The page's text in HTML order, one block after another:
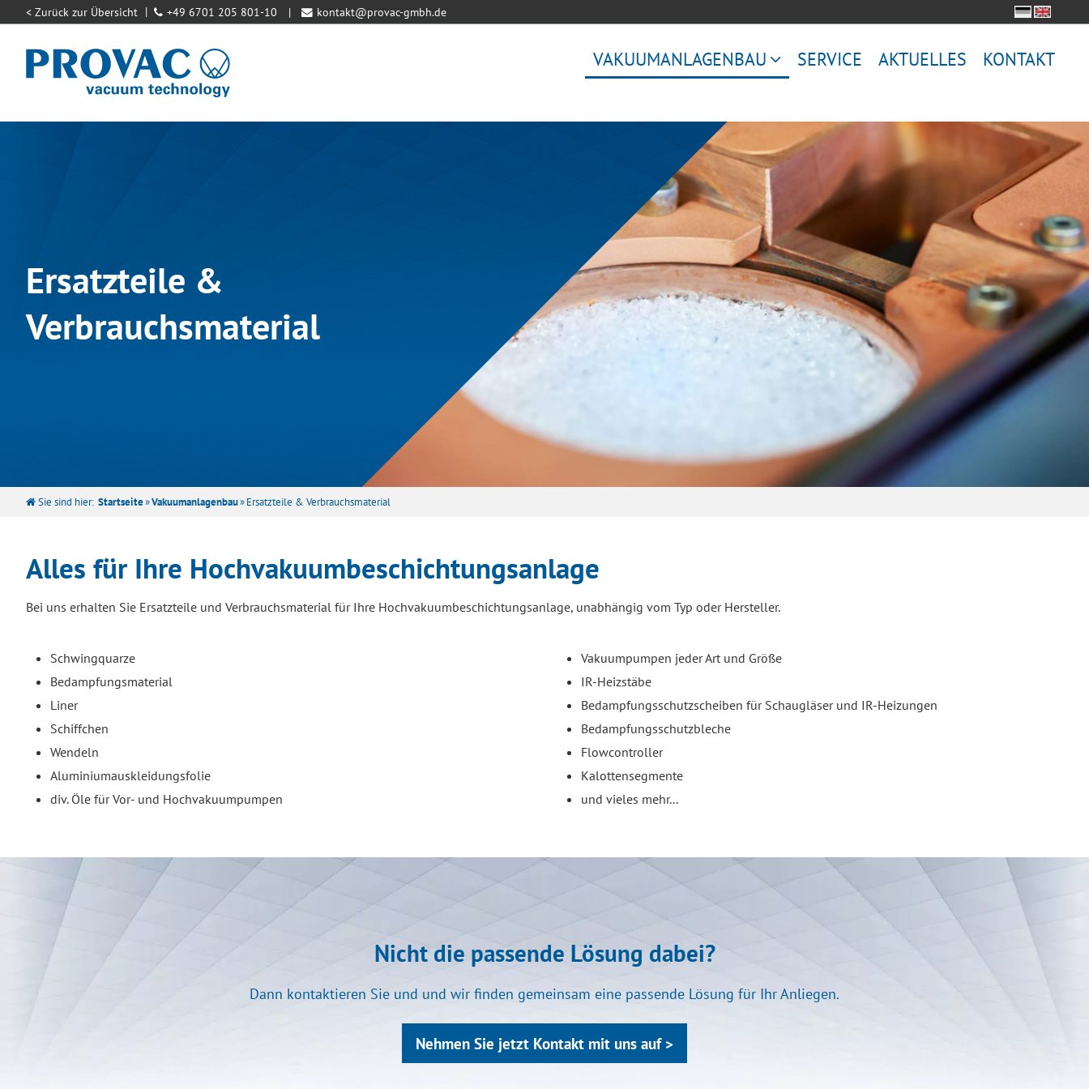
< Zurück zur Übersicht +49 6701 205 801-10 kontakt@provac-gmbh.de
VAKUUMANLAGENBAU SERVICE AKTUELLES KONTAKT
Ersatzteile &
Verbrauchsmaterial
Sie sind hier: Startseite»Vakuumanlagenbau»Ersatzteile & Verbrauchsmaterial
Alles für Ihre Hochvakuumbeschichtungsanlage
Bei uns erhalten Sie Ersatzteile und Verbrauchsmaterial für Ihre Hochvakuumbeschichtungsanlage, unabhängig vom Typ oder Hersteller.
Schwingquarze
Bedampfungsmaterial
Liner
Schiffchen
Wendeln
Aluminiumauskleidungsfolie
div. Öle für Vor- und Hochvakuumpumpen
Vakuumpumpen jeder Art und Größe
IR-Heizstäbe
Bedampfungsschutzscheiben für Schaugläser und IR-Heizungen
Bedampfungsschutzbleche
Flowcontroller
Kalottensegmente
und vieles mehr...
Nicht die passende Lösung dabei?
Dann kontaktieren Sie und und wir finden gemeinsam eine passende Lösung für Ihr Anliegen.
Nehmen Sie jetzt Kontakt mit uns auf >